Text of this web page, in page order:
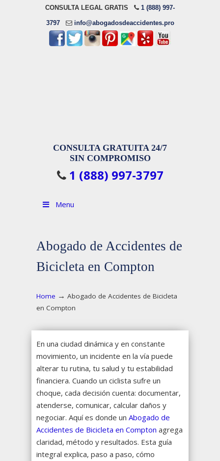
CONSULTA LEGAL GRATIS 1 (888) 997-
3797 info@abogadosdeaccidentes.pro
CONSULTA GRATUITA 24/7
SIN COMPROMISO
1 (888) 997-3797
Menu
Abogado de Accidentes de
Bicicleta en Compton
Home → Abogado de Accidentes de Bicicleta
en Compton
En una ciudad dinámica y en constante
movimiento, un incidente en la vía puede
alterar tu rutina, tu salud y tu estabilidad
financiera. Cuando un ciclista sufre un
choque, cada decisión cuenta: documentar,
atenderse, comunicar, calcular daños y
negociar. Aquí es donde un Abogado de
Accidentes de Bicicleta en Compton agrega
claridad, método y resultados. Esta guía
integral explica, paso a paso, cómo